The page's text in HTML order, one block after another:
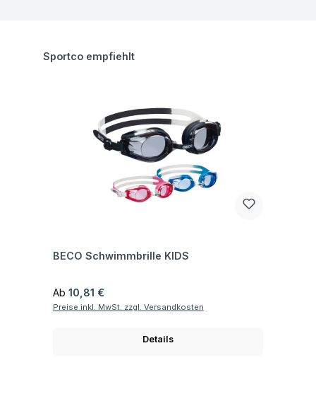
Produktgalerie überspringen
Sportco empfiehlt
BECO Schwimmbrille KIDS
Regulärer Preis:
Ab 10,81 €
Preise inkl. MwSt. zzgl. Versandkosten
Details